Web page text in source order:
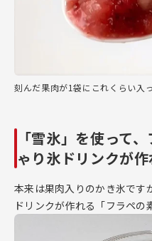
刻んだ果肉が1袋にこれくらい入っ
「雪氷」を使って
ゃり氷ドリンクが作
本来は果肉入りのかき氷です
ドリンクが作れる「フラペの